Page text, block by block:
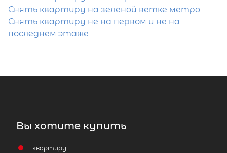
Снять квартиру на зеленой ветке метро
Снять квартиру не на первом и не на
последнем этаже
Вы хотите купить
квартиру